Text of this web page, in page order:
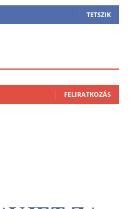
TETSZIK
FELIRATKOZÁS